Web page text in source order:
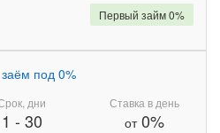
под 0%
дни
1 - 30
Ставка в день
от0%
Первый займ 0%